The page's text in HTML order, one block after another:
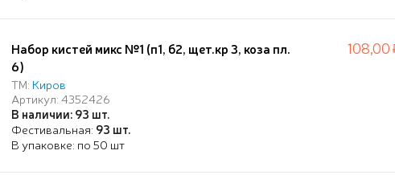
Набор кистей микс №1 (п1, б2, щет.кр 3, коза пл.
6)
ТМ: Киров
Артикул: 4352426
В наличии: 93 шт.
Фестивальная: 93 шт.
В упаковке: по 50 шт
108,00